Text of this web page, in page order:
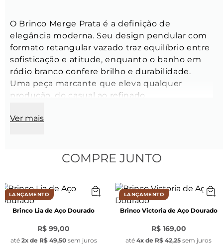
O Brinco Merge Prata é a definição de
elegância moderna. Seu design pendular com
formato retangular vazado traz equilíbrio entre
sofisticação e atitude, enquanto o banho em
ródio branco confere brilho e durabilidade.
Uma peça marcante que eleva qualquer
produção, do casual ao refinado.
Características dos Brincos:
Altura da peça: 4,6 cm
Material: Liga metálica
Modelo: Pêndulo retangular vazado e liso
Ver mais
COMPRE JUNTO
LANÇAMENTO
Brinco Lia de Aço Dourado
R$ 99,00
até 2x de R$ 49,50 sem juros
LANÇAMENTO
Brinco Victoria de Aço Dourado
R$ 169,00
até 4x de R$ 42,25 sem juros